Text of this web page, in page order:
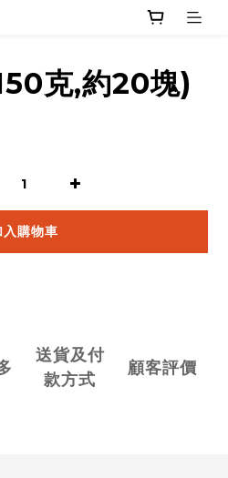
克,約20塊)
入購物車
送貨及付
款方式
顧客評價